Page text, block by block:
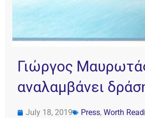
Γιώργος
αναλαμβάνει
July 18, 2019 Press, Worth